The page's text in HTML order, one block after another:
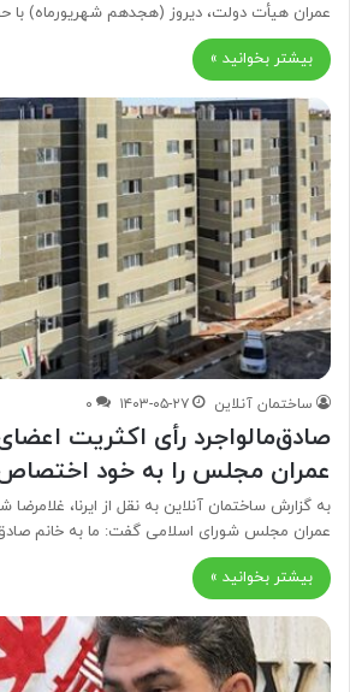
عمران هیأت دولت، دیروز (هجدهم شهریورماه) با
بیشتر بخوانید »
ساختمان آنلاین ۱۴۰۳-۰۵-۲۷ ۰
صادق‌مالواجرد رأی اکثریت
عمران مجلس را به خود
به گزارش ساختمان آنلاین به نقل از ایرنا،
عمران مجلس شورای اسلامی گفت: ما به خانم
بیشتر بخوانید »